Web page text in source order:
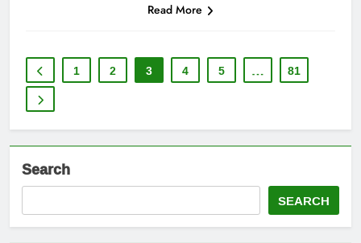
Read More
1 2 3 4 5 … 81
Search
SEARCH